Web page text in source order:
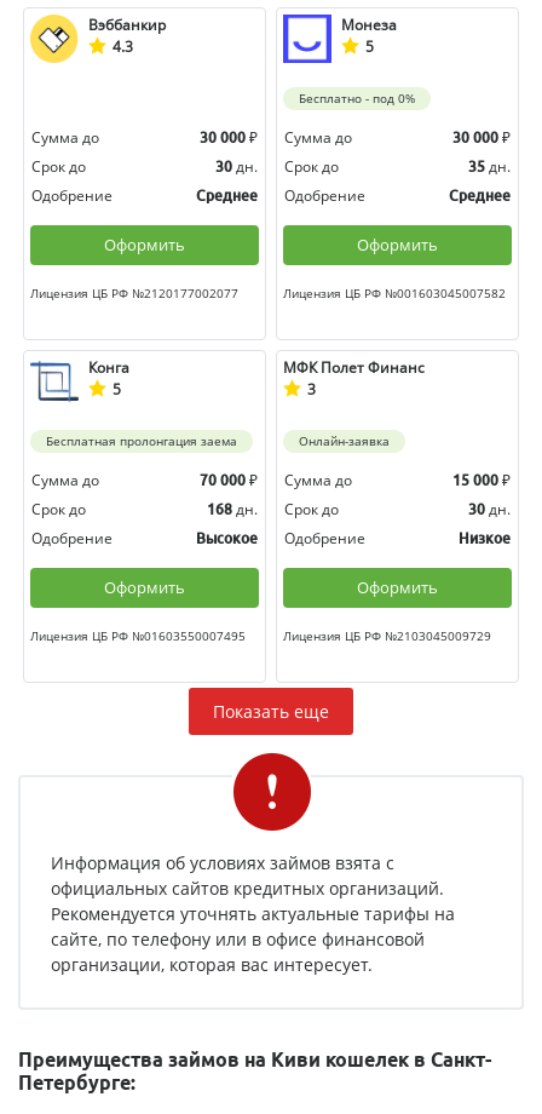
Вэббанкир
4.3
Сумма до 30 000 ₽
Срок до
30 дн.
Одобрение
Среднее
Оформить
Лицензия ЦБ РФ №2120177002077
Монеза
5
Бесплатно - под 0%
Сумма до 30 000 ₽
Срок до
35 дн.
Одобрение
Среднее
Оформить
Лицензия ЦБ РФ №001603045007582
Конга
5
Бесплатная пролонгация заема
Сумма до 70 000 ₽
Срок до
168 дн.
Одобрение
Высокое
Оформить
Лицензия ЦБ РФ №01603550007495
МФК Полет Финанс
3
Онлайн-заявка
Сумма до 15 000 ₽
Срок до
30 дн.
Одобрение
Низкое
Оформить
Лицензия ЦБ РФ №2103045009729
Показать еще
Информация об условиях займов взята с
официальных сайтов кредитных организаций.
Рекомендуется уточнять актуальные тарифы на
сайте, по телефону или в офисе финансовой
организации, которая вас интересует.
Преимущества займов на Киви кошелек в Санкт-
Петербурге: